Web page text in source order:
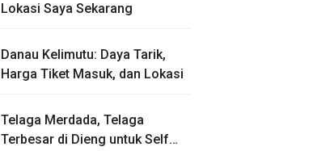
Lokasi Saya Sekarang
Danau Kelimutu: Daya Tarik,
Harga Tiket Masuk, dan Lokasi
Telaga Merdada, Telaga
Terbesar di Dieng untuk Self